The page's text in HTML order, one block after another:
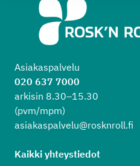
Asiakaspalvelu
020 637 7000
arkisin 8.30–15.30
(pvm/mpm)
asiakaspalvelu@rosknroll.fi
Kaikki yhteystiedot